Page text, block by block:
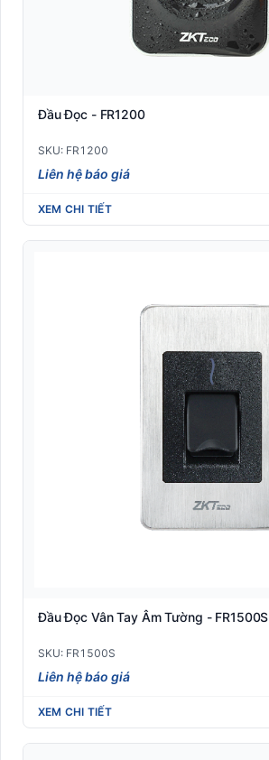
Đầu Đọc - FR1200
SKU: FR1200
Liên hệ báo giá
XEM CHI TIẾT
Đầu Đọc Vân Tay Âm Tường - FR1500S
SKU: FR1500S
Liên hệ báo giá
XEM CHI TIẾT